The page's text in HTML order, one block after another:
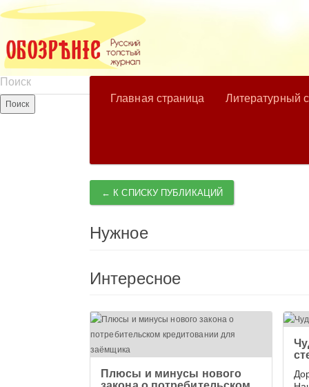
Главная страница Литературный
← К СПИСКУ ПУБЛИКАЦИЙ
Нужное
Интересное
Плюсы и минусы нового